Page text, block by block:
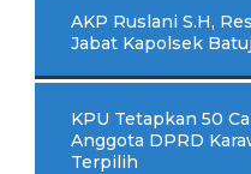
AKP Ruslani S.H,
Jabat Kapolsek
KPU Tetapkan 50
Anggota DPRD
Terpilih